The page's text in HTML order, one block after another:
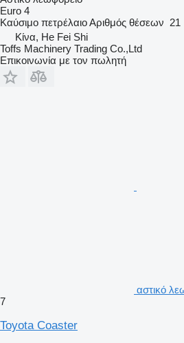
Euro 4
Καύσιμο πετρέλαιοΑριθμός θέσεων 21
Κίνα, He Fei Shi
Toffs Machinery Trading Co.,Ltd
Επικοινωνία με τον πωλητή
αστικό
7
Toyota Coaster